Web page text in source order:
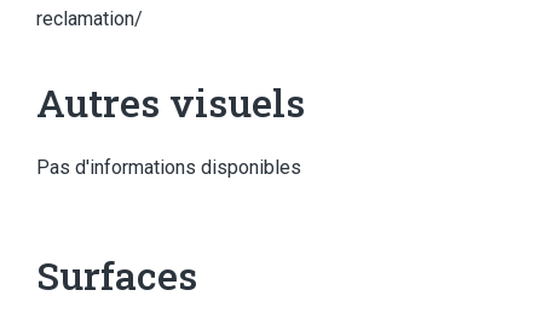
reclamation/
Autres visuels
Pas d'informations disponibles
Surfaces